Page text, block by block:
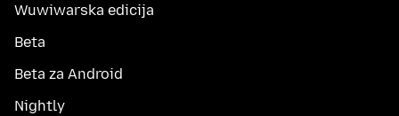
Wuwiwarska edicija
Beta
Beta za Android
Nightly